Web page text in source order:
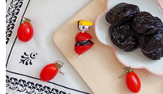
澎湖金門馬祖宅配到家
每筆NT$250
付款後門市自取
免運費